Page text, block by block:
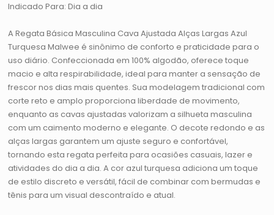
Indicado Para: Dia a dia
A Regata Básica Masculina Cava Ajustada Alças Largas Azul
Turquesa Malwee é sinônimo de conforto e praticidade para o
uso diário. Confeccionada em 100% algodão, oferece toque
macio e alta respirabilidade, ideal para manter a sensação de
frescor nos dias mais quentes. Sua modelagem tradicional com
corte reto e amplo proporciona liberdade de movimento,
enquanto as cavas ajustadas valorizam a silhueta masculina
com um caimento moderno e elegante. O decote redondo e as
alças largas garantem um ajuste seguro e confortável,
tornando esta regata perfeita para ocasiões casuais, lazer e
atividades do dia a dia. A cor azul turquesa adiciona um toque
de estilo discreto e versátil, fácil de combinar com bermudas e
tênis para um visual descontraído e atual.